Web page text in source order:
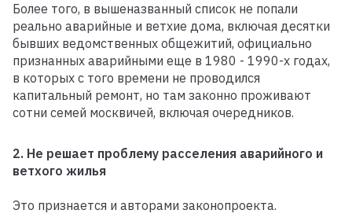
Более того, в вышеназванный список не попали
реально аварийные и ветхие дома, включая десятки
бывших ведомственных общежитий, официально
признанных аварийными еще в 1980 - 1990-х годах,
в которых с того времени не проводился
капитальный ремонт, но там законно проживают
сотни семей москвичей, включая очередников.
2. Не решает проблему расселения аварийного и
ветхого жилья
Это признается и авторами законопроекта.